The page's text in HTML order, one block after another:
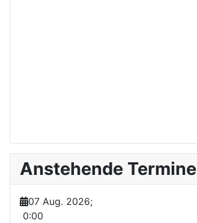
Anstehende Termine
07 Aug. 2026;
0:00